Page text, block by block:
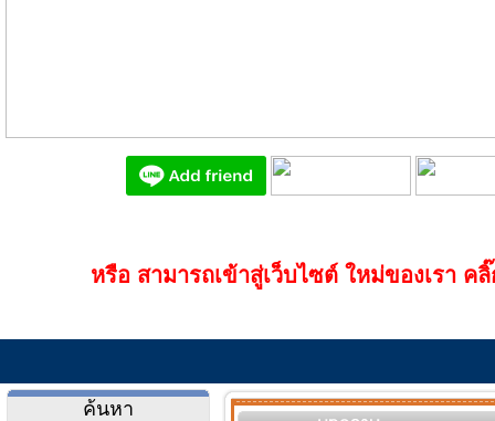
หรือ สามารถเข้าสู่เว็บไซต์ ใหม่ของเรา ค
ค้นหา